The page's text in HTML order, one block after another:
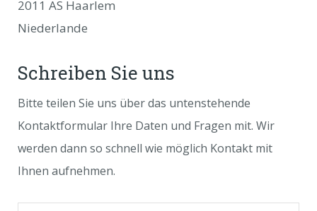
2011 AS Haarlem
Niederlande
Schreiben Sie uns
Bitte teilen Sie uns über das untenstehende
Kontaktformular Ihre Daten und Fragen mit. Wir
werden dann so schnell wie möglich Kontakt mit
Ihnen aufnehmen.